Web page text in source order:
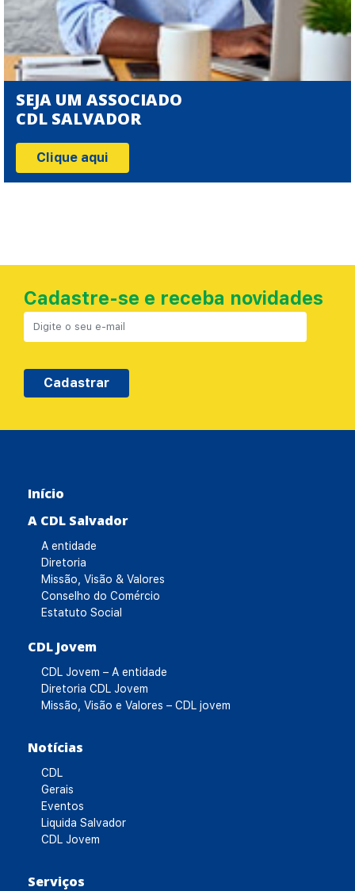
SEJA UM ASSOCIADO
CDL SALVADOR
Clique aqui
Cadastre-se e receba novidades
Cadastrar
Início
A CDL Salvador
A entidade
Diretoria
Missão, Visão & Valores
Conselho do Comércio
Estatuto Social
CDL Jovem
CDL Jovem – A entidade
Diretoria CDL Jovem
Missão, Visão e Valores – CDL jovem
Notícias
CDL
Gerais
Eventos
Liquida Salvador
CDL Jovem
Serviços